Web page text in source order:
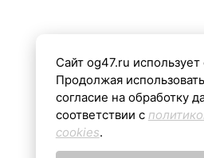
Все материалы на сайте
16+
Сайт og47.ru
Продолжая
согласие на обработку
соответствии с
cookies.